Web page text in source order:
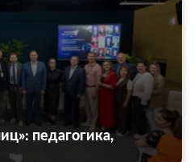
педагогика,